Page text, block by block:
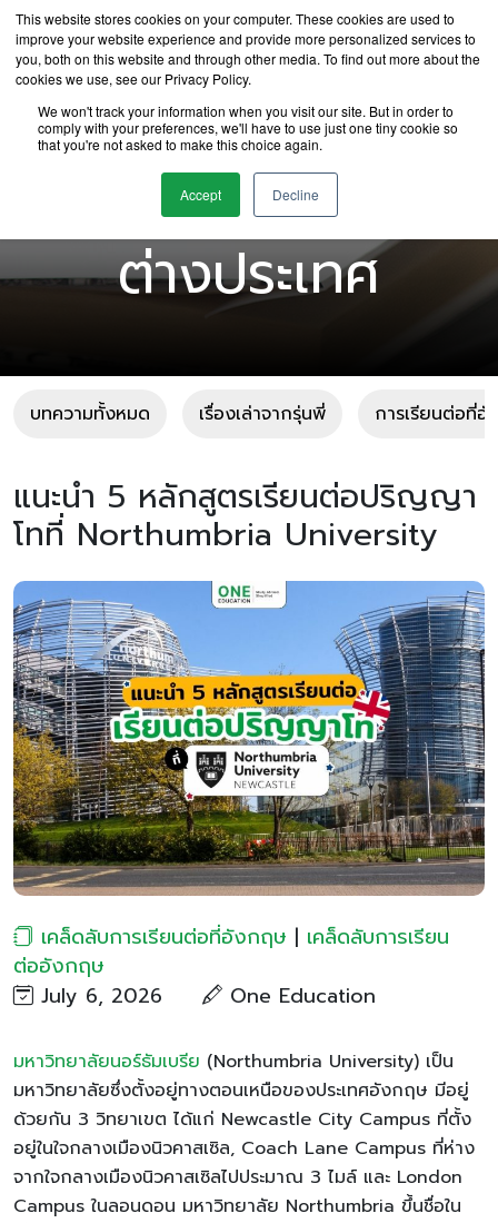
This website stores cookies on your computer. These cookies are used to
improve your website experience and provide more personalized services to
you, both on this website and through other media. To find out more about the
cookies we use, see our Privacy Policy.
We won't track your information when you visit our site. But in order to
comply with your preferences, we'll have to use just one tiny cookie so
that you're not asked to make this choice again.
Accept Decline
บทความเรียนต่อ
ต่างประเทศ
บทความทั้งหมด เรื่องเล่าจากรุ่นพี่ การเรียนต่อที่
แนะนำ 5 หลักสูตรเรียนต่อปริญญา
โทที่ Northumbria University
เคล็ดลับการเรียนต่อที่อังกฤษ | เคล็ดลับการเรียน
ต่ออังกฤษ
July 6, 2026
One Education
มหาวิทยาลัยนอร์ธัมเบรีย (Northumbria University) เป็น
มหาวิทยาลัยซึ่งตั้งอยู่ทางตอนเหนือของประเทศอังกฤษ มีอยู่
ด้วยกัน 3 วิทยาเขต ได้แก่ Newcastle City Campus ที่ตั้ง
อยู่ในใจกลางเมืองนิวคาสเซิล, Coach Lane Campus ที่ห่าง
จากใจกลางเมืองนิวคาสเซิลไปประมาณ 3 ไมล์ และ London
Campus ในลอนดอน มหาวิทยาลัย Northumbria ขึ้นชื่อใน